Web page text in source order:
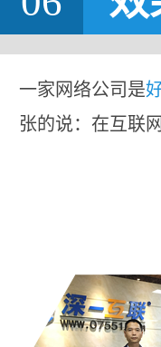
一家网络公司是
张的说：在互联